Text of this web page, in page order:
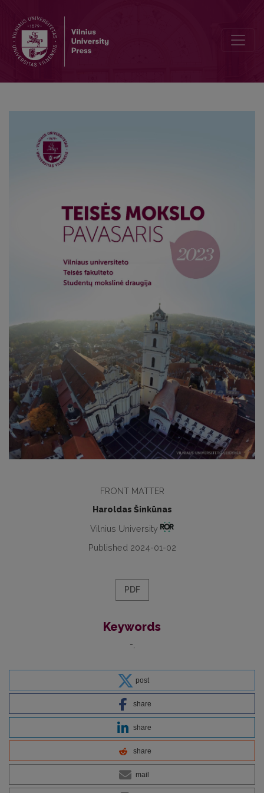
FRONT MATTER
Haroldas Šinkūnas
Vilnius University
Published 2024-01-02
PDF
Keywords
-
post
share
share
share
mail